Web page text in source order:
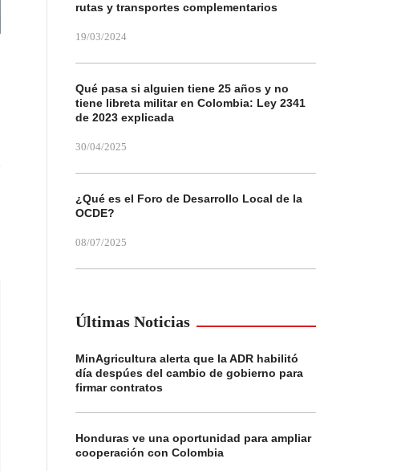
rutas y transportes complementarios
19/03/2024
Qué pasa si alguien tiene 25 años y no
tiene libreta militar en Colombia: Ley 2341
de 2023 explicada
30/04/2025
¿Qué es el Foro de Desarrollo Local de la
OCDE?
08/07/2025
Últimas Noticias
MinAgricultura alerta que la ADR habilitó
día despúes del cambio de gobierno para
firmar contratos
Honduras ve una oportunidad para ampliar
cooperación con Colombia